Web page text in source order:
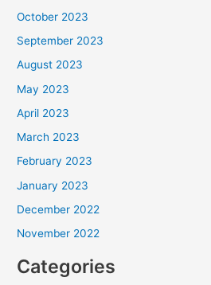
October 2023
September 2023
August 2023
May 2023
April 2023
March 2023
February 2023
January 2023
December 2022
November 2022
Categories